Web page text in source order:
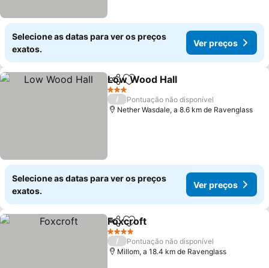
Selecione as datas para ver os preços
exatos.
Ver preços
PartilharAdicionar aos favoritos
Low Wood Hall
3 Estrelas
/
Pontuação não disponível
Nether Wasdale, a 8.6 km de Ravenglass
Selecione as datas para ver os preços
exatos.
Ver preços
PartilharAdicionar aos favoritos
Foxcroft
4 Estrelas
/
Pontuação não disponível
Millom, a 18.4 km de Ravenglass